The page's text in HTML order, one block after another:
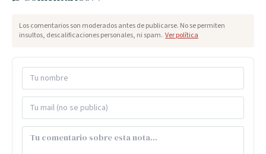
Los comentarios son moderados antes de publicarse. No se permiten
insultos, descalificaciones personales, ni spam. Ver política